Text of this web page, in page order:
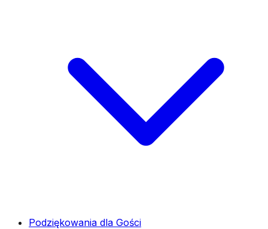
Podziękowania dla Gości